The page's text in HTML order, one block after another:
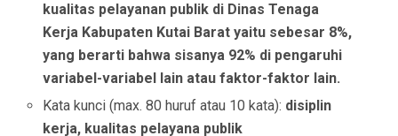
kualitas pelayanan publik di Dinas Tenaga
Kerja Kabupaten Kutai Barat yaitu sebesar 8%,
yang berarti bahwa sisanya 92% di pengaruhi
variabel-variabel lain atau faktor-faktor lain.
Kata kunci (max. 80 huruf atau 10 kata): disiplin
kerja, kualitas pelayana publik